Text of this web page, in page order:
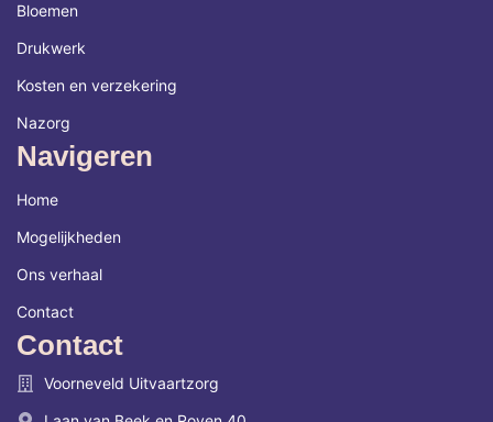
Bloemen
Drukwerk
Kosten en verzekering
Nazorg
Navigeren
Home
Mogelijkheden
Ons verhaal
Contact
Contact
Voorneveld Uitvaartzorg